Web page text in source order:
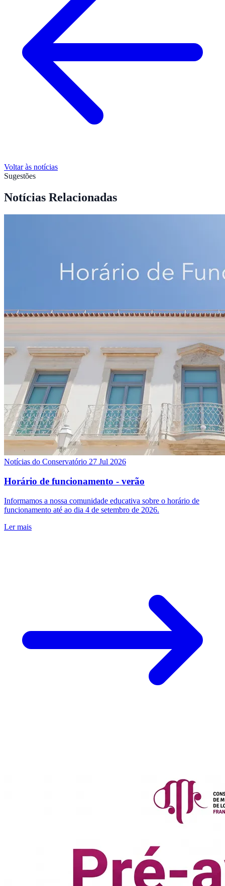
Voltar às notícias
Sugestões
Notícias Relacionadas
Notícias do Conservatório 27 Jul 2026
Horário de funcionamento - verão
Informamos a nossa comunidade educativa sobre o horário de
funcionamento até ao dia 4 de setembro de 2026.
Ler mais